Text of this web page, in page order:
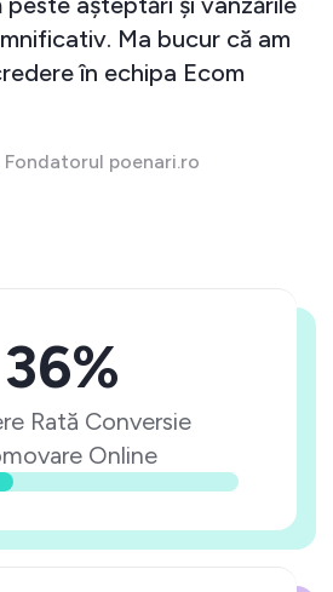
Ma bucur că am
în echipa Ecom
poenari.ro
36%
Rată Conversie
Online